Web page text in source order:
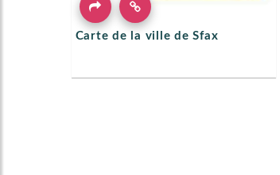
Carte de la ville de Sfax